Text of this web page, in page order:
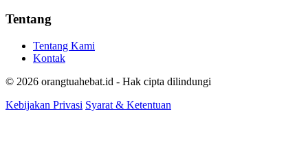
Tentang
Tentang Kami
Kontak
© 2026 orangtuahebat.id - Hak cipta dilindungi
Kebijakan Privasi Syarat & Ketentuan